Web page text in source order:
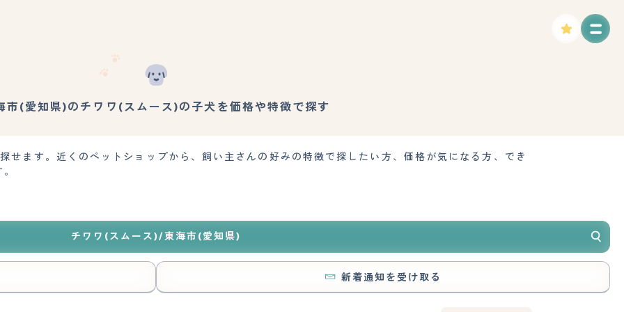
市(愛知県)のチワワ(スムース)の子犬を価格や特徴で探す
せます。近くのペットショップから、飼い主さんの好みの特徴で探したい方、価格が気になる方、でき
チワワ(スムース)/東海市(愛知県)
新着通知を受け取る